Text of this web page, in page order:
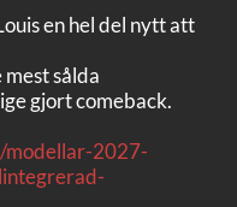
en hel del nytt att
sålda
gjort comeback.
modellar-2027-